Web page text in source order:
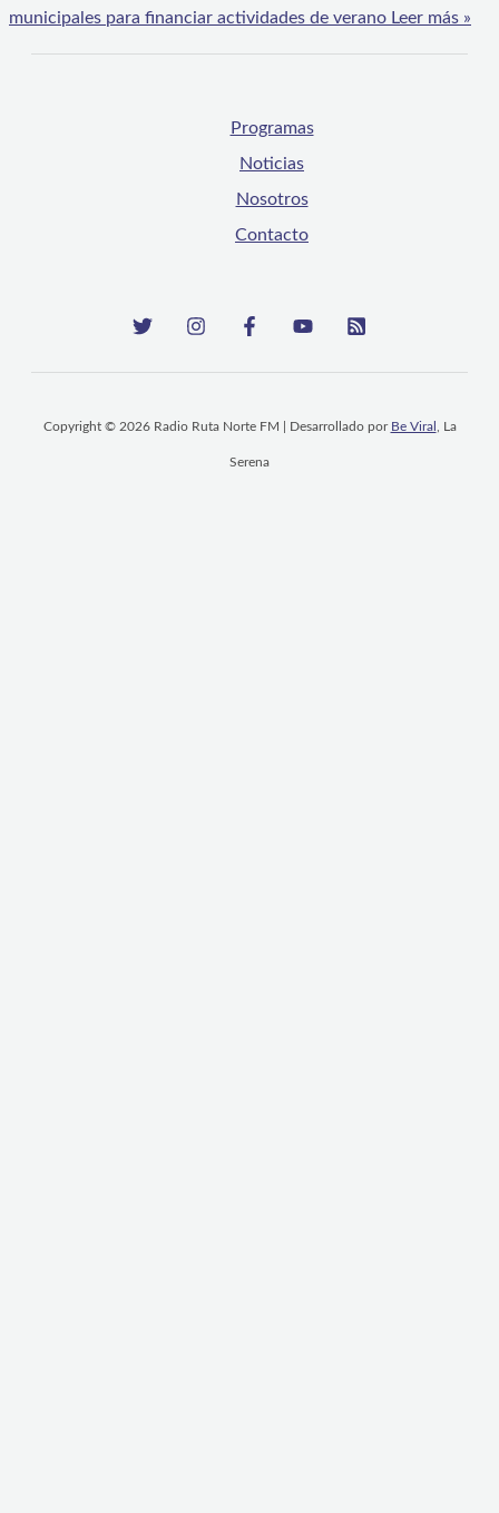
municipales para financiar actividades de verano Leer más »
Programas
Noticias
Nosotros
Contacto
Copyright © 2026 Radio Ruta Norte FM | Desarrollado por Be Viral , La
Serena